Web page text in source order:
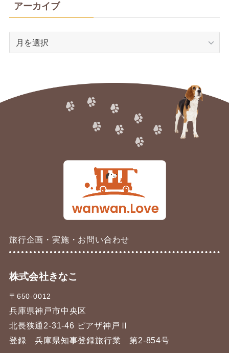
アーカイブ
旅行企画・実施・お問い合わせ
株式会社きなこ
〒650-0012
兵庫県神戸市中央区
北長狭通2-31-46 ピアザ神戸Ⅱ
登録 兵庫県知事登録旅行業 第2-854号